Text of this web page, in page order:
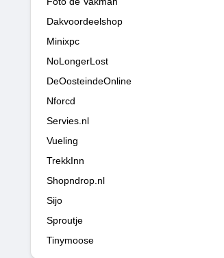
Dakvoordeelshop
Minixpc
NoLongerLost
DeOosteindeOnline
Nforcd
Servies.nl
Vueling
TrekkInn
Shopndrop.nl
Sijo
Sproutje
Tinymoose